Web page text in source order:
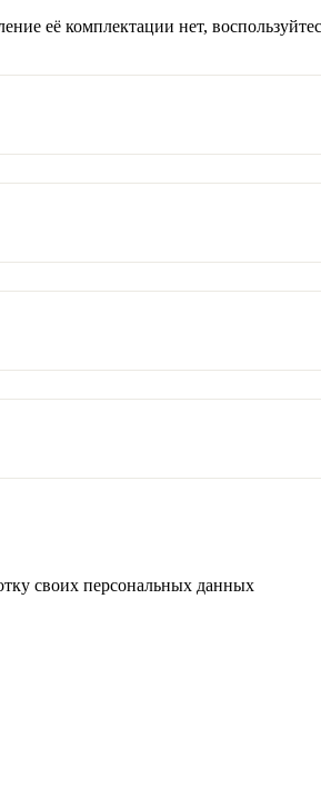
её комплектации нет,
своих персональных данных